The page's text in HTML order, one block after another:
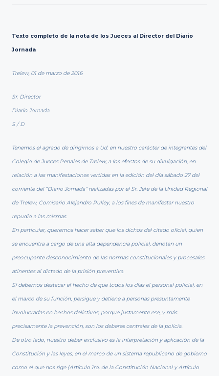
Texto completo de la nota de los Jueces al Director del Diario
Jornada
Trelew, 01 de marzo de 2016
Sr. Director
Diario Jornada
S / D
Tenemos el agrado de dirigirnos a Ud. en nuestro carácter de integrantes del
Colegio de Jueces Penales de Trelew, a los efectos de su divulgación, en
relación a las manifestaciones vertidas en la edición del día sábado 27 del
corriente del “Diario Jornada” realizadas por el Sr. Jefe de la Unidad Regional
de Trelew, Comisario Alejandro Pulley, a los fines de manifestar nuestro
repudio a las mismas.
En particular, queremos hacer saber que los dichos del citado oficial, quien
se encuentra a cargo de una alta dependencia policial, denotan un
preocupante desconocimiento de las normas constitucionales y procesales
atinentes al dictado de la prisión preventiva.
Sí debemos destacar el hecho de que todos los días el personal policial, en
el marco de su función, persigue y detiene a personas presuntamente
involucradas en hechos delictivos, porque justamente ese, y más
precisamente la prevención, son los deberes centrales de la policía.
De otro lado, nuestro deber exclusivo es la interpretación y aplicación de la
Constitución y las leyes, en el marco de un sistema republicano de gobierno
como el que nos rige (Artículo 1ro. de la Constitución Nacional y Artículo